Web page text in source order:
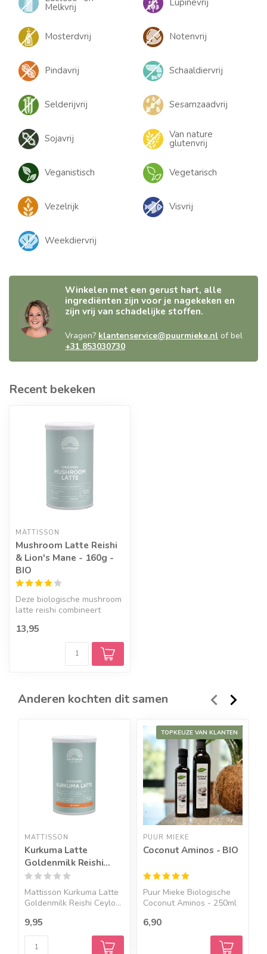
Melkvrij Lupinevrij
Mosterdvrij Notenvrij
Pindavrij Schaaldiervrij
Selderijvrij Sesamzaadvrij
Sojavrij Van nature
glutenvrij
Veganistisch Vegetarisch
Vezelrijk Visvrij
Weekdiervrij
Winkelen met een gerust hart, alle
ingrediënten zijn voor je nagekeken en
zijn vrij van schadelijke stoffen.
Vragen? klantenservice@puurmieke.nl of bel
+31 853030730
Recent bekeken
MATTISSON
Mushroom Latte Reishi
& Lion's Mane - 160g -
BIO
Deze biologische mushroom
latte reishi combineert
paddens...
13,95
Anderen kochten dit samen
MATTISSON
Kurkuma Latte
Goldenmilk Reishi
Ceylon Kaneel - 160g -
BIO
Mattisson Kurkuma Latte
Goldenmilk Reishi Ceylo...
9,95
TOPKEUZE VAN KLANTEN
PUUR MIEKE
Coconut Aminos - BIO
Puur Mieke Biologische
Coconut Aminos - 250ml
6,90